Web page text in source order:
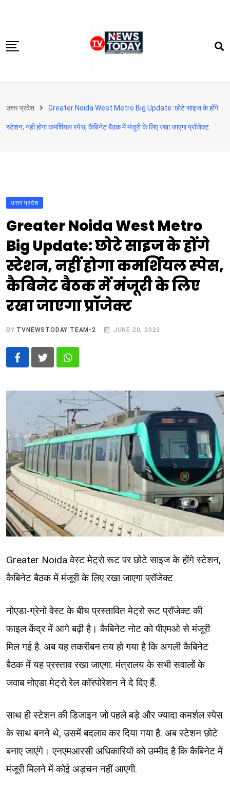
content
दिल्‍ली-एनसीआर
उत्तराखंड
बिजनेस
विदेश
उत्तर प्रदेश Greater Noida West Metro Big Update: छोटे साइज के होंगे
स्टेशन, नहीं होगा कमर्शियल स्‍पेस, कैबिनेट बैठक में मंजूरी के लिए रखा जाएगा प्रॉजेक्ट
उत्तर प्रदेश
Greater Noida West Metro
Big Update: छोटे साइज के होंगे
स्टेशन, नहीं होगा कमर्शियल स्‍पेस,
कैबिनेट बैठक में मंजूरी के लिए
रखा जाएगा प्रॉजेक्ट
BY TVNEWSTODAY TEAM-2 JUNE 20, 2023
Whatsapp
Greater Noida वेस्ट मेट्रो रूट पर छोटे साइज के होंगे स्टेशन,
कैबिनेट बैठक में मंजूरी के लिए रखा जाएगा प्रॉजेक्ट
नोएडा-ग्रेनो वेस्ट के बीच प्रस्तावित मेट्रो रूट प्रॉजेक्ट की
फाइल केंद्र में आगे बढ़ी है। कैबिनेट नोट को पीएमओ से मंजूरी
मिल गई है. अब यह तकरीबन तय हो गया है कि अगली कैबिनेट
बैठक में यह प्रस्ताव रखा जाएगा. मंत्रालय के सभी सवालों के
जवाब नोएडा मेट्रो रेल कॉरपोरेशन ने दे दिए हैं.
साथ ही स्टेशन की डिजाइन जो पहले बड़े और ज्यादा कमर्शल स्पेस
के साथ बनने थे, उसमें बदलाव कर दिया गया है. अब स्टेशन छोटे
बनाए जाएंगे। एनएमआरसी अधिकारियों को उम्मीद है कि कैबिनेट में
मंजूरी मिलने में कोई अड़चन नहीं आएगी.